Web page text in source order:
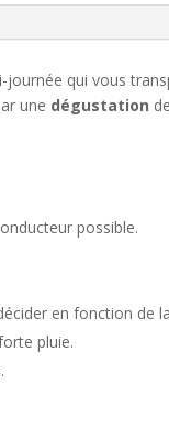
journée qui vous
une dégustation
possible.
en fonction de
pluie.